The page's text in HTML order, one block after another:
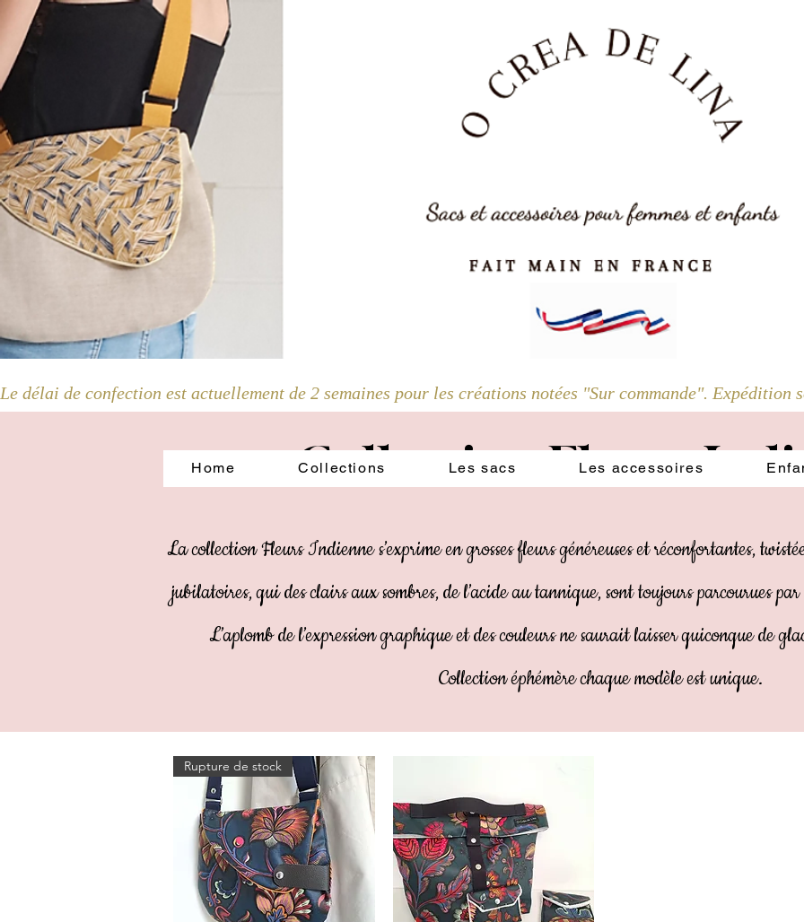
Le délai de confection est actuellement de 2 semaines pour les créations notées "Sur commande".
Collection Fleurs
La collection Fleurs Indienne s’exprime en grosses fleurs généreuses et réconfortantes,
jubilatoires, qui des clairs aux sombres, de l’acide au tannique, sont toujours parcourues
L’aplomb de l’expression graphique et des couleurs ne saurait laisser quiconque de
Collection éphémère chaque modèle est unique.
Rupture de stock
Home Collections Les sacs Les accessoires